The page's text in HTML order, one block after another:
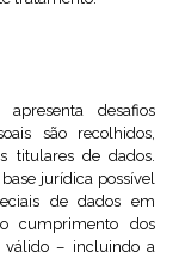
desafios
são recolhidos,
titulares de dados.
jurídica possível
de dados em
cumprimento dos
válido – incluindo a